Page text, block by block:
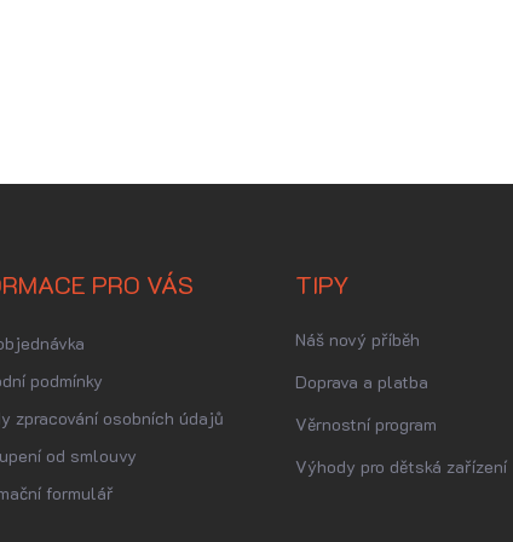
PRO VÁS
podmínky
zpracování osobních údajů
od smlouvy
formulář
TIPY
Náš nový příběh
Doprava a platba
Věrnostní program
Výhody pro dětská zařízení